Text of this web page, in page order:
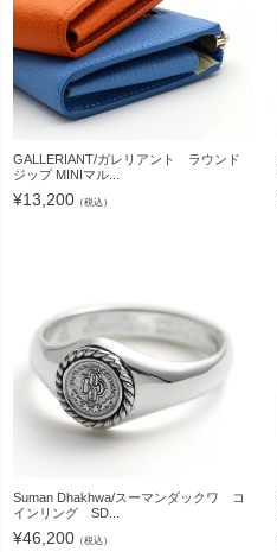
GALLERIANT/ガレリアント ラウンド
ジップ MINIマル...
¥13,200 （税込）
Suman Dhakhwa/スーマンダックワ コ
インリング SD...
¥46,200 （税込）